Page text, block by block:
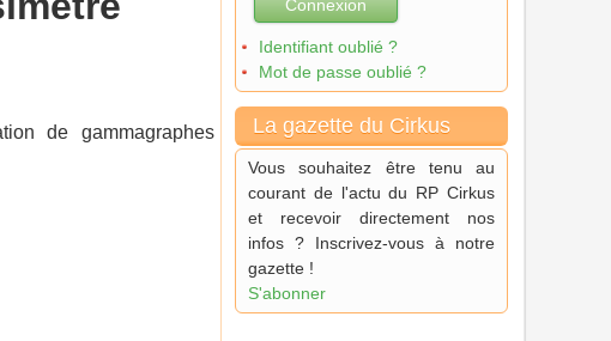
de gammagraphes
Connexion
Identifiant oublié ?
Mot de passe oublié ?
La gazette du Cirkus
Vous souhaitez être tenu au
courant de l'actu du RP Cirkus
et recevoir directement nos
infos ? Inscrivez-vous à notre
gazette !
S'abonner